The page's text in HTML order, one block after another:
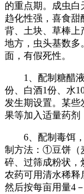
的重点期。成虫白
趋化性强，喜食
背、土块、草棒上
地方，虫头基数多
面，有假死性。
1、配制糖醋液
份、白酒1份、水
发生期设置。某些
果等加入适量药剂
6、配制毒饵，
制方法：①豆饼（
碎、过筛成粉状，
农药可用清水稀释
然后按每亩用量4